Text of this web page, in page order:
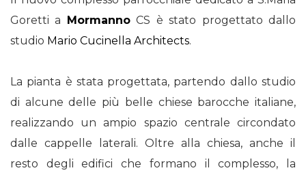
Goretti a MormannoCS è stato progettato dallo
studio Mario Cucinella Architects.
La pianta è stata progettata, partendo dallo studio
di alcune delle più belle chiese barocche italiane,
realizzando un ampio spazio centrale circondato
dalle cappelle laterali. Oltre alla chiesa, anche il
resto degli edifici che formano il complesso, la